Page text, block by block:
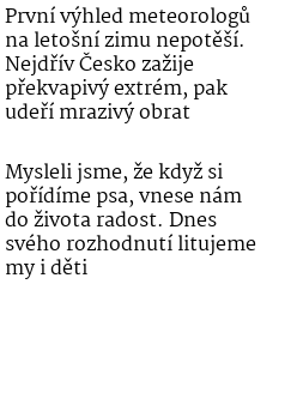
První výhled meteorologů
na letošní zimu nepotěší.
Nejdřív Česko zažije
překvapivý extrém, pak
udeří mrazivý obrat
Mysleli jsme, že když si
pořídíme psa, vnese nám
do života radost. Dnes
svého rozhodnutí litujeme
my i děti